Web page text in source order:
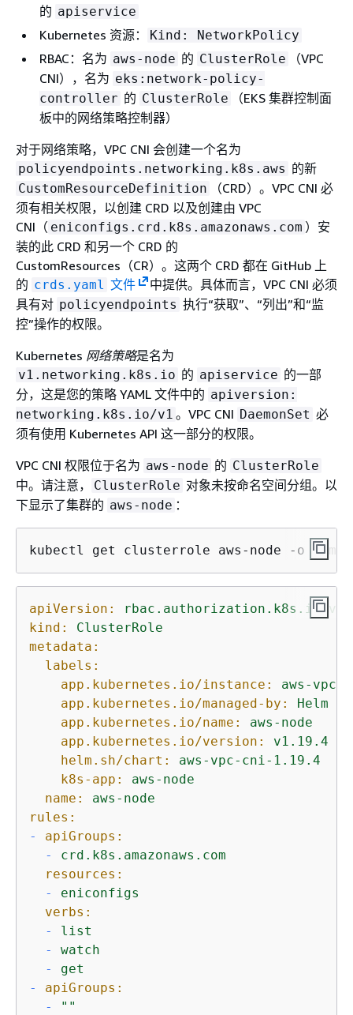
的 apiservice
Kubernetes 资源： Kind: NetworkPolicy
RBAC：名为 aws-node 的 ClusterRole
（VPC
CNI），名为 eks:network-policy-
controller 的 ClusterRole
（EKS 集群控制面
板中的网络策略控制器）
对于网络策略，VPC CNI 会创建一个名为
policyendpoints.networking.k8s.aws 的新
CustomResourceDefinition
（CRD）。VPC CNI 必
须有相关权限，以创建 CRD 以及创建由 VPC
CNI（ eniconfigs.crd.k8s.amazonaws.com ）安
装的此 CRD 和另一个 CRD 的
CustomResources（CR）。这两个 CRD 都在 GitHub 上
的 crds.yaml 文件
中提供。具体而言，VPC CNI 必须
具有对 policyendpoints 执行“获取”、“列出”和“监
控”操作的权限。
Kubernetes 网络策略是名为
v1.networking.k8s.io 的 apiservice 的一部
分，这是您的策略 YAML 文件中的 apiversion:
networking.k8s.io/v1 。VPC CNI DaemonSet 必
须有使用 Kubernetes API 这一部分的权限。
VPC CNI 权限位于名为 aws-node 的 ClusterRole
中。请注意， ClusterRole 对象未按命名空间分组。以
下显示了集群的 aws-node ：
kubectl get clusterrole aws-node -o yaml
apiVersion:
rbac.authorization.k8s.io/v1
kind:
ClusterRole
metadata:
labels:
app.kubernetes.io/instance:
aws-vpc-
app.kubernetes.io/managed-by:
Helm
app.kubernetes.io/name:
aws-node
app.kubernetes.io/version:
v1.19.4
helm.sh/chart:
aws-vpc-cni-1.19.4
k8s-app:
aws-node
name:
aws-node
rules:
-
apiGroups:
-
crd.k8s.amazonaws.com
resources:
-
eniconfigs
verbs:
-
list
-
watch
-
get
-
apiGroups:
-
""